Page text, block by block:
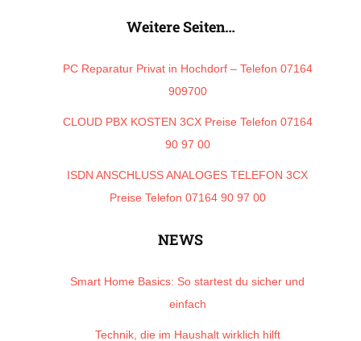
Weitere Seiten…
PC Reparatur Privat in Hochdorf – Telefon 07164
909700
CLOUD PBX KOSTEN 3CX Preise Telefon 07164
90 97 00
ISDN ANSCHLUSS ANALOGES TELEFON 3CX
Preise Telefon 07164 90 97 00
NEWS
Smart Home Basics: So startest du sicher und
einfach
Technik, die im Haushalt wirklich hilft